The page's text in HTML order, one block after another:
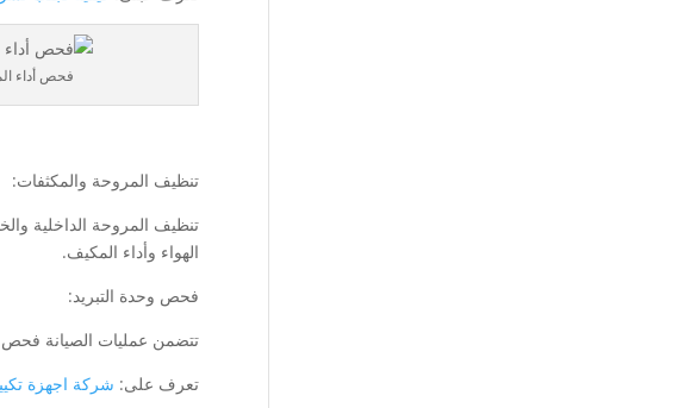
فحص أداء
تنظيف المروحة والمكثفات:
تنظيف المروحة الداخلية
الهواء وأداء المكيف.
فحص وحدة التبريد:
تتضمن عمليات الصيانة فحص
تعرف على: شركة اجهزة